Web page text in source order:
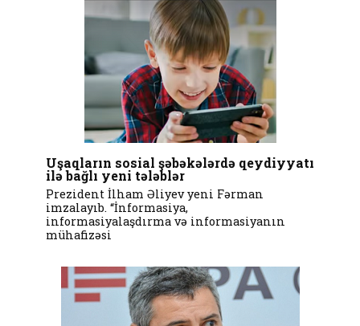
Uşaqların sosial şəbəkələrdə qeydiyyatı
ilə bağlı yeni tələblər
Prezident İlham Əliyev yeni Fərman
imzalayıb. “İnformasiya,
informasiyalaşdırma və informasiyanın
mühafizəsi